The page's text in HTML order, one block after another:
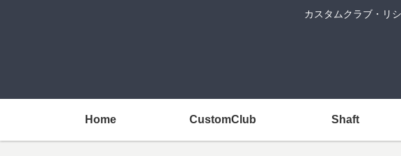
カスタムクラブ・リ
Home CustomClub Shaft